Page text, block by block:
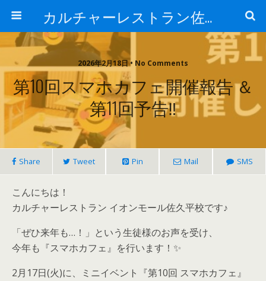
カルチャーレストラン佐久平校
2026年2月18日 • No Comments
第10回スマホカフェ開催報告 ＆
第11回予告‼
Share Tweet Pin Mail SMS
こんにちは！
カルチャーレストラン イオンモール佐久平校です♪
「ぜひ来年も…！」という生徒様のお声を受け、
今年も『スマホカフェ』を行います！✨
2月17日(火)に、ミニイベント『第10回 スマホカフェ』